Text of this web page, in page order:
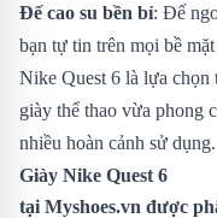
Đế cao su bền bỉ: Đế
bạn tự tin trên mọi bề
Nike Quest 6 là lựa
giày thể thao vừa phong
nhiều hoàn cảnh sử dụng.
Giày Nike Quest 6
tại Myshoes.vn được